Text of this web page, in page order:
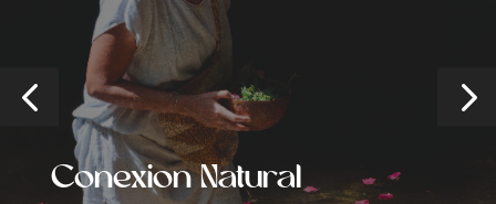
Conexion Natural